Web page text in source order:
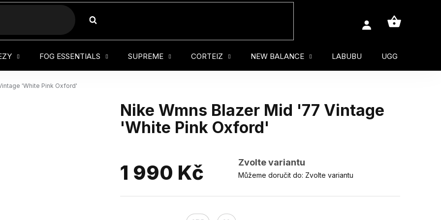
HLEDAT
FOG ESSENTIALS SUPREME CORTEIZ NEW BALANCE LABUBU UGG
'White Pink Oxford'
Nike Wmns Blazer Mid '77 Vintage
'White Pink Oxford'
1 990 Kč Zvolte variantu
Můžeme doručit do: Zvolte variantu